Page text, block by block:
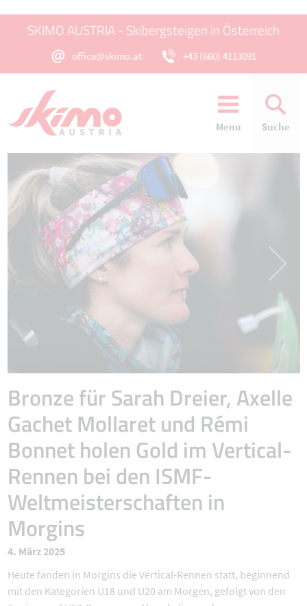
SKIMO AUSTRIA - Skibergsteigen in Österreich
office@skimo.at +43 (660) 4113091
Menu Suche
Bronze für Sarah Dreier, Axelle
Gachet Mollaret und Rémi
Bonnet holen Gold im Vertical-
Rennen bei den ISMF-
Weltmeisterschaften in
Morgins
4. März 2025
Heute fanden in Morgins die Vertical-Rennen statt, beginnend
mit den Kategorien U18 und U20 am Morgen, gefolgt von den